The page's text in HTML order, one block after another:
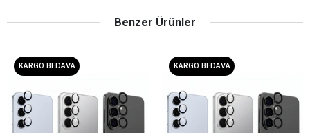
Benzer Ürünler
KARGO BEDAVA KARGO BEDAVA